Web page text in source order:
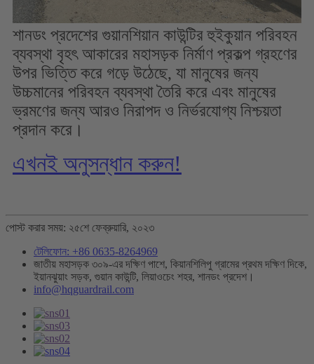
শানডং প্রদেশের গুয়ানশিয়ান কাউন্টির হুইকুয়ান পরিবহন
ব্যবস্থা বৃহৎ আকারের মহাসড়ক নির্মাণ প্রকল্প গ্রহণের
উপর ভিত্তি করে গড়ে উঠেছে, যা মানুষের জন্য
উচ্চমানের পরিবহন ব্যবস্থা তৈরি করে এবং মানুষের
ভ্রমণের জন্য আরও নিরাপদ ও নির্ভরযোগ্য নিশ্চয়তা
প্রদান করে।
এখনই অনুসন্ধান করুন!
পোস্ট করার সময়: ২৫শে ফেব্রুয়ারি, ২০২৩
টেলিফোন: +86 0635-8264969
জাতীয় মহাসড়ক ৩০৯-এর দক্ষিণ পাশে, কিয়ানশিলিপু গ্রামের প্রথম দক্ষিণ দিকে,
ইয়ানঝুয়াং সড়ক, গুয়ান কাউন্টি, লিয়াওচেং শহর, শানডং প্রদেশ।
info@hqguardrail.com